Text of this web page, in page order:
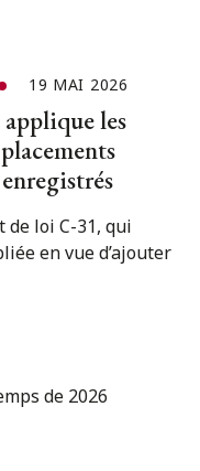
19 MAI 2026
les
de loi C-31, qui
en vue d’ajouter